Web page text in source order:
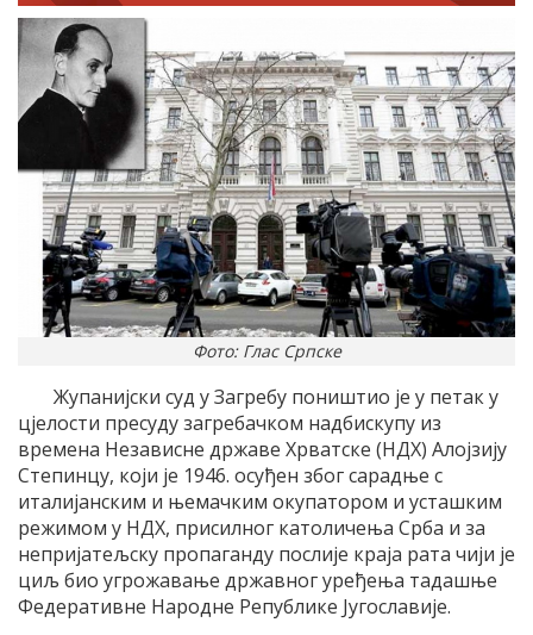
Фото: Глас Српске
Жупанијски суд у Загребу поништио је у петак у
цјелости пресуду загребачком надбискупу из
времена Независне државе Хрватске (НДХ) Алојзију
Степинцу, који је 1946. осуђен због сарадње с
италијанским и њемачким окупатором и усташким
режимом у НДХ, присилног католичења Срба и за
непријатељску пропаганду послије краја рата чији је
циљ био угрожавање државног уређења тадашње
Федеративне Народне Републике Југославије.